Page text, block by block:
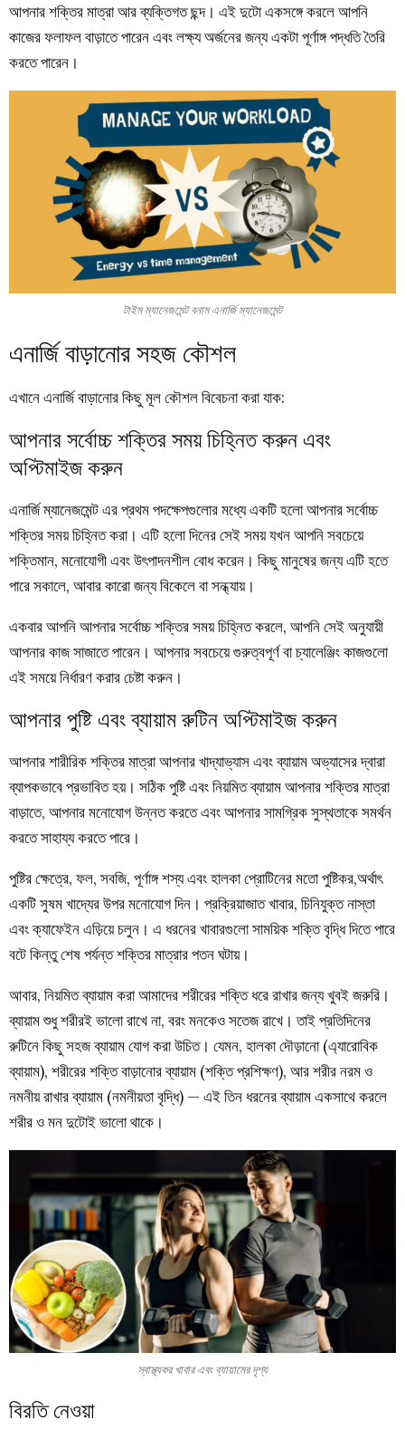
আপনার শক্তির মাত্রা আর ব্যক্তিগত ছন্দ। এই দুটো একসঙ্গে করলে আপনি
কাজের ফলাফল বাড়াতে পারেন এবং লক্ষ্য অর্জনের জন্য একটা পূর্ণাঙ্গ পদ্ধতি তৈরি
করতে পারেন।
টাইম ম্যানেজমেন্ট বনাম এনার্জি ম্যানেজমেন্ট
এনার্জি বাড়ানোর সহজ কৌশল
এখানে এনার্জি বাড়ানোর কিছু মূল কৌশল বিবেচনা করা যাক:
আপনার সর্বোচ্চ শক্তির সময় চিহ্নিত করুন এবং
অপ্টিমাইজ করুন
এনার্জি ম্যানেজমেন্ট এর প্রথম পদক্ষেপগুলোর মধ্যে একটি হলো আপনার সর্বোচ্চ
শক্তির সময় চিহ্নিত করা। এটি হলো দিনের সেই সময় যখন আপনি সবচেয়ে
শক্তিমান, মনোযোগী এবং উৎপাদনশীল বোধ করেন। কিছু মানুষের জন্য এটি হতে
পারে সকালে, আবার কারো জন্য বিকেলে বা সন্ধ্যায়।
একবার আপনি আপনার সর্বোচ্চ শক্তির সময় চিহ্নিত করলে, আপনি সেই অনুযায়ী
আপনার কাজ সাজাতে পারেন। আপনার সবচেয়ে গুরুত্বপূর্ণ বা চ্যালেঞ্জিং কাজগুলো
এই সময়ে নির্ধারণ করার চেষ্টা করুন।
আপনার পুষ্টি এবং ব্যায়াম রুটিন অপ্টিমাইজ করুন
আপনার শারীরিক শক্তির মাত্রা আপনার খাদ্যাভ্যাস এবং ব্যায়াম অভ্যাসের দ্বারা
ব্যাপকভাবে প্রভাবিত হয়। সঠিক পুষ্টি এবং নিয়মিত ব্যায়াম আপনার শক্তির মাত্রা
বাড়াতে, আপনার মনোযোগ উন্নত করতে এবং আপনার সামগ্রিক সুস্থতাকে সমর্থন
করতে সাহায্য করতে পারে।
পুষ্টির ক্ষেত্রে, ফল, সবজি, পূর্ণাঙ্গ শস্য এবং হালকা প্রোটিনের মতো পুষ্টিকর,অর্থাৎ
একটি সুষম খাদ্যের উপর মনোযোগ দিন। প্রক্রিয়াজাত খাবার, চিনিযুক্ত নাস্তা
এবং ক্যাফেইন এড়িয়ে চলুন। এ ধরনের খাবারগুলো সাময়িক শক্তি বৃদ্ধি দিতে পারে
বটে কিন্তু শেষ পর্যন্ত শক্তির মাত্রার পতন ঘটায়।
আবার, নিয়মিত ব্যায়াম করা আমাদের শরীরের শক্তি ধরে রাখার জন্য খুবই জরুরি।
ব্যায়াম শুধু শরীরই ভালো রাখে না, বরং মনকেও সতেজ রাখে। তাই প্রতিদিনের
রুটিনে কিছু সহজ ব্যায়াম যোগ করা উচিত। যেমন, হালকা দৌড়ানো (এ্যারোবিক
ব্যায়াম), শরীরের শক্তি বাড়ানোর ব্যায়াম (শক্তি প্রশিক্ষণ), আর শরীর নরম ও
নমনীয় রাখার ব্যায়াম (নমনীয়তা বৃদ্ধি) — এই তিন ধরনের ব্যায়াম একসাথে করলে
শরীর ও মন দুটোই ভালো থাকে।
স্বাস্থ্যকর খাবার এবং ব্যায়ামের দৃশ্য
বিরতি নেওয়া